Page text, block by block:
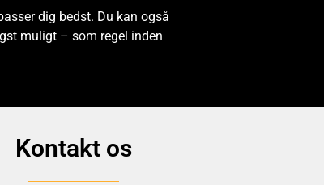
dig bedst. Du kan også
muligt – som regel inden
Kontakt os